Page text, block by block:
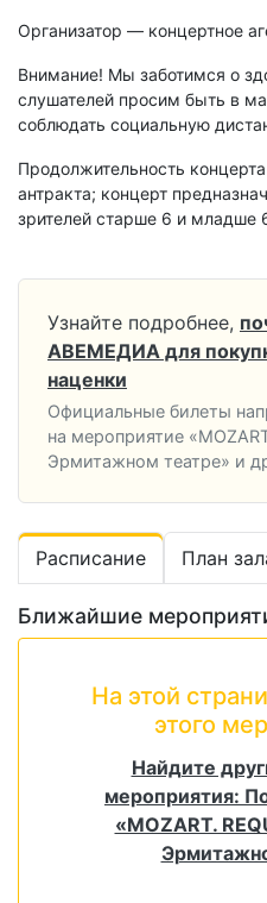
Организатор — концертное
Внимание! Мы заботимся о
слушателей просим быть в
соблюдать социальную
Продолжительность
антракта; концерт
зрителей старше 6 и младше
Узнайте подробнее,
АВЕМЕДИА для
наценки
Официальные билеты
на мероприятие
Эрмитажном театре» и
Расписание План
Ближайшие
На этой
этого
Найдите
мероприятия:
«MOZART.